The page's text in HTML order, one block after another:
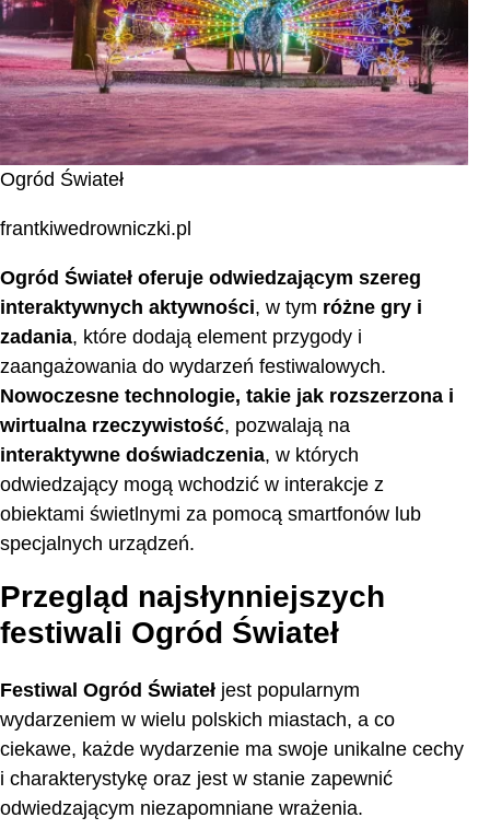
Ogród Świateł
frantkiwedrowniczki.pl
Ogród Świateł oferuje odwiedzającym szereg
interaktywnych aktywności, w tym różne gry i
zadania, które dodają element przygody i
zaangażowania do wydarzeń festiwalowych.
Nowoczesne technologie, takie jak rozszerzona i
wirtualna rzeczywistość, pozwalają na
interaktywne doświadczenia, w których
odwiedzający mogą wchodzić w interakcje z
obiektami świetlnymi za pomocą smartfonów lub
specjalnych urządzeń.
Przegląd najsłynniejszych
festiwali Ogród Świateł
Festiwal Ogród Świateł jest popularnym
wydarzeniem w wielu polskich miastach, a co
ciekawe, każde wydarzenie ma swoje unikalne cechy
i charakterystykę oraz jest w stanie zapewnić
odwiedzającym niezapomniane wrażenia.